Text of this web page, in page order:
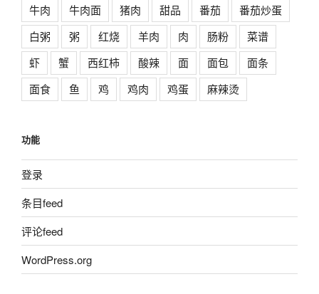
牛肉
牛肉面 猪肉 甜品 番茄
番茄炒蛋
白粥
粥 红烧 羊肉 肉 肠粉
菜谱
虾
蟹 西红柿 酸辣 面 面包
面条
面食
鱼 鸡 鸡肉 鸡蛋 麻辣烫
功能
登录
条目feed
评论feed
WordPress.org